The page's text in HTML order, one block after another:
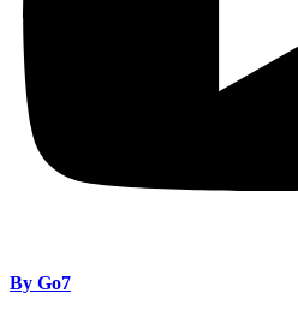
By Go7